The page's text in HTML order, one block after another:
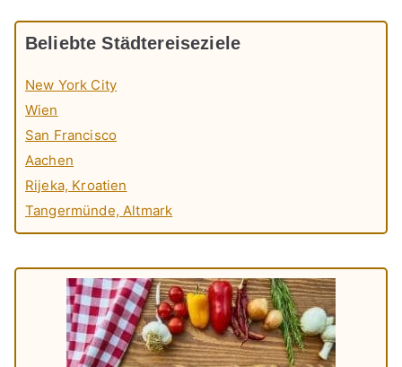
Beliebte Städtereiseziele
New York City
Wien
San Francisco
Aachen
Rijeka, Kroatien
Tangermünde, Altmark